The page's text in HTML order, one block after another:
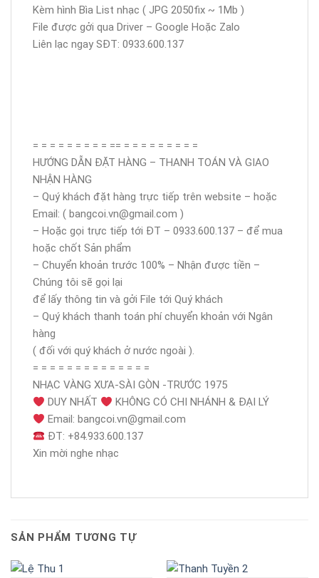
Kèm hình Bìa List nhạc ( JPG 2050fix ~ 1Mb )
File được gởi qua Driver – Google Hoặc Zalo
Liên lạc ngay SĐT: 0933.600.137
= = = = = = = = = == = = = = = = = = =
HƯỚNG DẪN ĐẶT HÀNG – THANH TOÁN VÀ GIAO
NHẬN HÀNG
– Quý khách đặt hàng trực tiếp trên website – hoặc
Email: ( bangcoi.vn@gmail.com )
– Hoặc gọi trực tiếp tới ĐT – 0933.600.137 – để mua
hoặc chốt Sản phẩm
– Chuyển khoản trước 100% – Nhận được tiền –
Chúng tôi sẽ gọi lại
để lấy thông tin và gởi File tới Quý khách
– Quý khách thanh toán phí chuyển khoản với Ngân
hàng
( đối với quý khách ở nước ngoài ).
= = = = = = = = = = = = = =
NHẠC VÀNG XƯA-SÀI GÒN -TRƯỚC 1975
DUY NHẤT
KHÔNG CÓ CHI NHÁNH & ĐẠI LÝ
Email: bangcoi.vn@gmail.com
ĐT: +84.933.600.137
Xin mời nghe nhạc
SẢN PHẨM TƯƠNG TỰ